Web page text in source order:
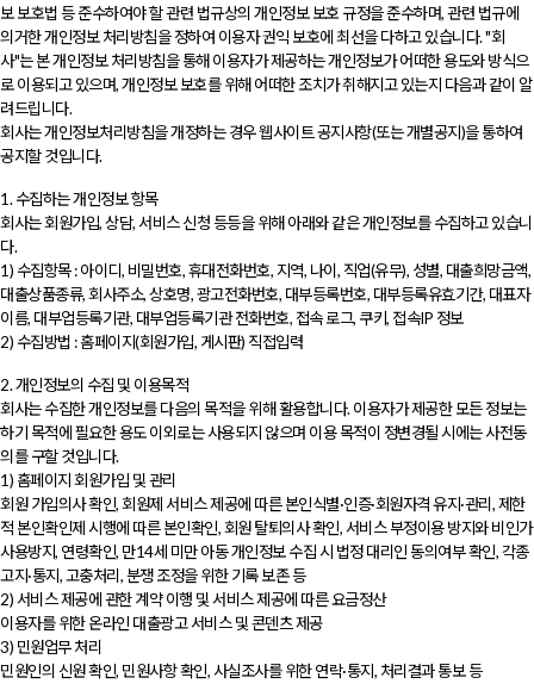
보 보호법 등 준수하여야 할 관련 법규상의 개인정보 보호 규정을 준수하며, 관련 법규에
의거한 개인정보 처리방침을 정하여 이용자 권익 보호에 최선을 다하고 있습니다. "회
사"는 본 개인정보 처리방침을 통해 이용자가 제공하는 개인정보가 어떠한 용도와 방식으
로 이용되고 있으며, 개인정보 보호를 위해 어떠한 조치가 취해지고 있는지 다음과 같이 알
려드립니다.
회사는 개인정보처리방침을 개정하는 경우 웹사이트 공지사항(또는 개별공지)을 통하여
공지할 것입니다.
1. 수집하는 개인정보 항목
회사는 회원가입, 상담, 서비스 신청 등등을 위해 아래와 같은 개인정보를 수집하고 있습니
다.
1) 수집항목 : 아이디, 비밀번호, 휴대전화번호, 지역, 나이, 직업(유무), 성별, 대출희망금액,
대출상품종류, 회사주소, 상호명, 광고전화번호, 대부등록번호, 대부등록유효기간, 대표자
이름, 대부업등록기관, 대부업등록기관 전화번호, 접속 로그, 쿠키, 접속IP 정보
2) 수집방법 : 홈페이지(회원가입, 게시판) 직접입력
2. 개인정보의 수집 및 이용목적
회사는 수집한 개인정보를 다음의 목적을 위해 활용합니다. 이용자가 제공한 모든 정보는
하기 목적에 필요한 용도 이외로는 사용되지 않으며 이용 목적이 정변경될 시에는 사전동
의를 구할 것입니다.
1) 홈페이지 회원가입 및 관리
회원 가입의사 확인, 회원제 서비스 제공에 따른 본인식별·인증·회원자격 유지·관리, 제한
적 본인확인제 시행에 따른 본인확인, 회원 탈퇴의사 확인, 서비스 부정이용 방지와 비인가
사용방지, 연령확인, 만14세 미만 아동 개인정보 수집 시 법정 대리인 동의여부 확인, 각종
고지·통지, 고충처리, 분쟁 조정을 위한 기록 보존 등
2) 서비스 제공에 관한 계약 이행 및 서비스 제공에 따른 요금정산
이용자를 위한 온라인 대출광고 서비스 및 콘덴츠 제공
3) 민원업무 처리
민원인의 신원 확인, 민원사항 확인, 사실조사를 위한 연락·통지, 처리결과 통보 등